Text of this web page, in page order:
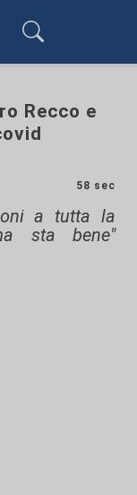
Recco e
58 sec
a tutta la
sta bene"